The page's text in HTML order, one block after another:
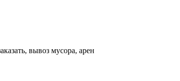
вывоз мусора, арен